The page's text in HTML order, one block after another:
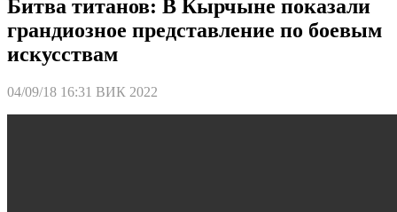
Битва титанов: В Кырчыне показали
грандиозное представление по боевым
искусствам
04/09/18 16:31 ВИК 2022